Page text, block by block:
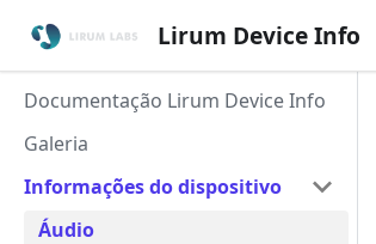
Lirum Device Info
Documentação Lirum Device Info
Galeria
Informações do dispositivo
Áudio